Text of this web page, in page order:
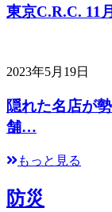
東京C.R.C. 11
2023年5月19日
隠れた名店が
舗…
もっと見る
防災